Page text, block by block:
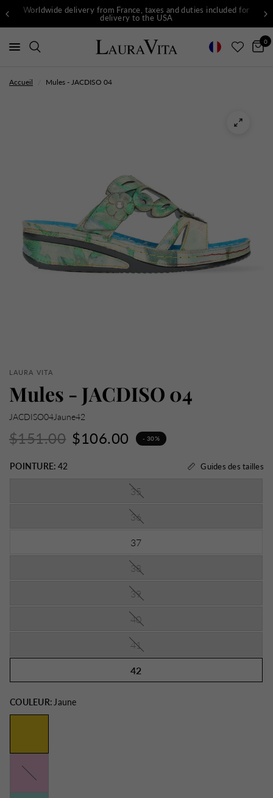
Worldwide delivery from France, taxes and duties included for
delivery to the USA
0
Accueil Mules - JACDISO 04
LAURA VITA
Mules - JACDISO 04
JACDISO04Jaune42
$151.00 $106.00 - 30%
POINTURE: 42 Guides des tailles
35
36
37
38
39
40
41
42
COULEUR: Jaune